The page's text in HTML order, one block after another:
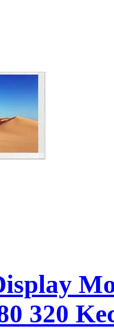
320